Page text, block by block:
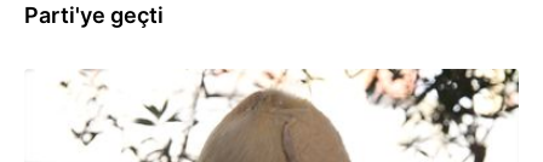
Parti'ye geçti
27.07.2026